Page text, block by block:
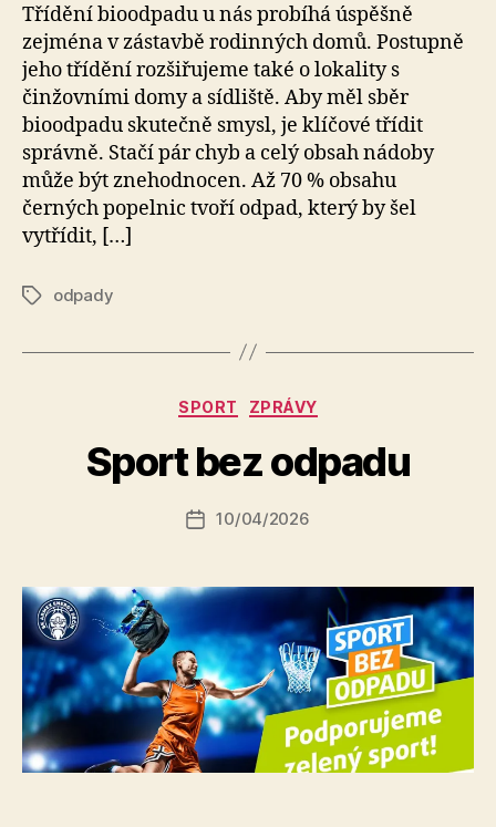
Třídění bioodpadu u nás probíhá úspěšně
zejména v zástavbě rodinných domů. Postupně
jeho třídění rozšiřujeme také o lokality s
činžovními domy a sídliště. Aby měl sběr
bioodpadu skutečně smysl, je klíčové třídit
správně. Stačí pár chyb a celý obsah nádoby
může být znehodnocen. Až 70 % obsahu
černých popelnic tvoří odpad, který by šel
vytřídit, […]
Štítkyodpady
Rubriky
SPORT ZPRÁVY
Sport bez odpadu
Autor
A
u
o
a
s
o
Datum
10/04/2026